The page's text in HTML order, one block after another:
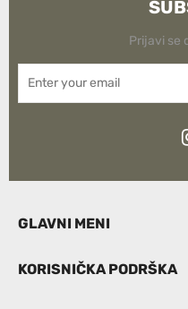
Prijavi se
GLAVNI MENI
KORISNIČKA PODRŠKA